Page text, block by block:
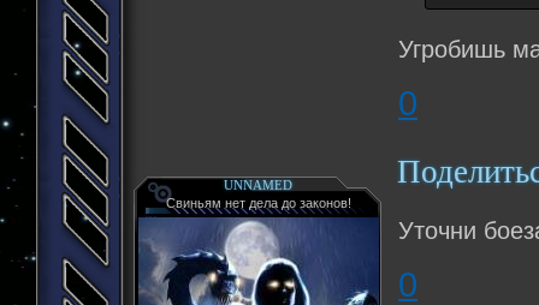
Угробишь
0
UNNAMED
Свиньям нет дела до законов!
Уточни
0